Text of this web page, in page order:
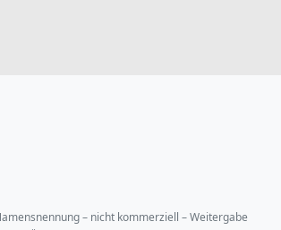
– nicht kommerziell – Weitergabe